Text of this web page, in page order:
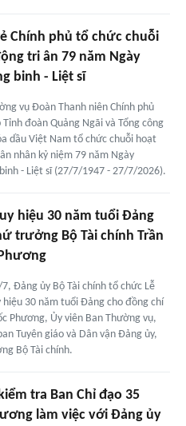
Chính phủ tổ chức chuỗi
tri ân 79 năm Ngày
binh - Liệt sĩ
vụ Đoàn Thanh niên Chính phủ
Tỉnh đoàn Quảng Ngãi và Tổng công
dầu Việt Nam tổ chức chuỗi hoạt
nhân kỷ niệm 79 năm Ngày
- Liệt sĩ (27/7/1947 - 27/7/2026).
hiệu 30 năm tuổi Đảng
trưởng Bộ Tài chính Trần
Đảng ủy Bộ Tài chính tổ chức Lễ
hiệu 30 năm tuổi Đảng cho đồng chí
Phương, Ủy viên Ban Thường vụ,
Tuyên giáo và Dân vận Đảng ủy,
Bộ Tài chính.
tra Ban Chỉ đạo 35
làm việc với Đảng ủy